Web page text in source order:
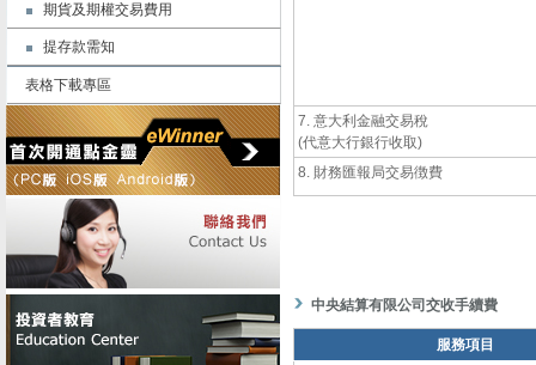
期貨及期權交易費用
提存款需知
表格下載專區
7. 意大利金融交易稅
(代意大行銀行收取)
8. 財務匯報局交易徴費
中央結算有限公司交收手續費
服務項目